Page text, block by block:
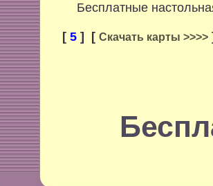
Бесплатные
[ 5] [ Скачать карты >>>>